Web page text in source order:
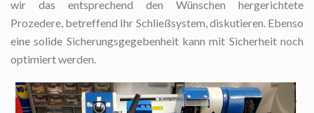
wir das entsprechend den Wünschen hergerichtete
Prozedere, betreffend Ihr Schließsystem, diskutieren. Ebenso
eine solide Sicherungsgegebenheit kann mit Sicherheit noch
optimiert werden.